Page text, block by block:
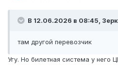
В 12.06.2026 в 08:45,
там другой перевозчик
Угу. Но билетная система у него